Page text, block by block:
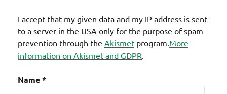
I accept that my given data and my IP address is sent
to a server in the USA only for the purpose of spam
prevention through the Akismet program.More
information on Akismet and GDPR.
Name*